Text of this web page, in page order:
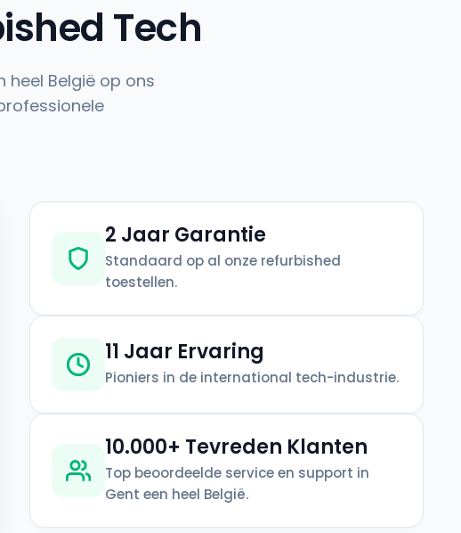
Tech
heel België op ons
2 Jaar Garantie
Standaard op al onze refurbished
toestellen.
11 Jaar Ervaring
Pioniers in de international tech-industrie.
10.000+ Tevreden Klanten
Top beoordeelde service en support in
Gent een heel België.